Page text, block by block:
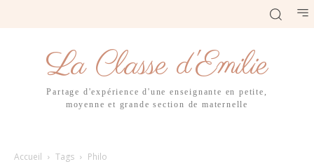
La Classe d'Emilie
Partage d'expérience d'une enseignante en petite,
moyenne et grande section de maternelle
Accueil Tags Philo